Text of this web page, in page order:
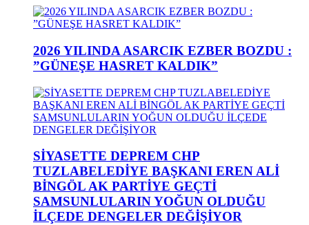
2026 YILINDA ASARCIK EZBER BOZDU :
”GÜNEŞE HASRET KALDIK”
SİYASETTE DEPREM CHP
TUZLABELEDİYE BAŞKANI EREN ALİ
BİNGÖL AK PARTİYE GEÇTİ
SAMSUNLULARIN YOĞUN OLDUĞU
İLÇEDE DENGELER DEĞİŞİYOR